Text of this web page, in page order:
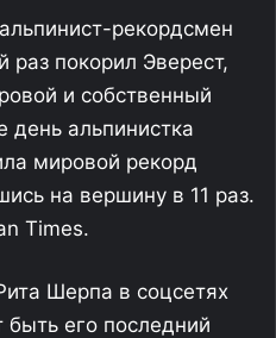
рекордсмен
покорил Эверест,
и собственный
день альпинистка
мировой рекорд
на вершину в 11 раз.
Times.
Шерпа в соцсетях
его последний